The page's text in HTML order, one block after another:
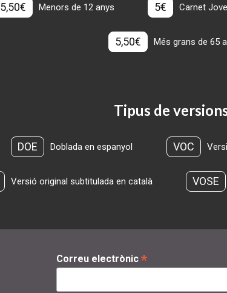
5,50€ Menors de 12 anys 5€ Carnet
5,50€ Més grans de 65
Tipus de
DOE Doblada en espanyol VOC
Versió original subtitulada en català VOSE
Correu electrònic *